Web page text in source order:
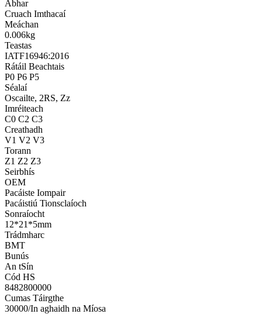
Ábhar
Cruach Imthacaí
Meáchan
0.006kg
Teastas
IATF16946:2016
Rátáil Beachtais
P0 P6 P5
Séalaí
Oscailte, 2RS, Zz
Imréiteach
C0 C2 C3
Creathadh
V1 V2 V3
Torann
Z1 Z2 Z3
Seirbhís
OEM
Pacáiste Iompair
Pacáistiú Tionsclaíoch
Sonraíocht
12*21*5mm
Trádmharc
BMT
Bunús
An tSín
Cód HS
8482800000
Cumas Táirgthe
30000/In aghaidh na Míosa